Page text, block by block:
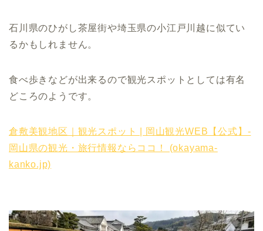
石川県のひがし茶屋街や埼玉県の小江戸川越に似てい
るかもしれません。
食べ歩きなどが出来るので観光スポットとしては有名
どころのようです。
倉敷美観地区｜観光スポット | 岡山観光WEB【公式】-
岡山県の観光・旅行情報ならココ！ (okayama-
kanko.jp)